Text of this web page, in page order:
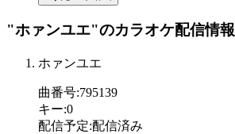
"ホァンユエ"のカラオケ配信情報
ホァンユエ
曲番号:795139
キー:0
配信予定:配信済み